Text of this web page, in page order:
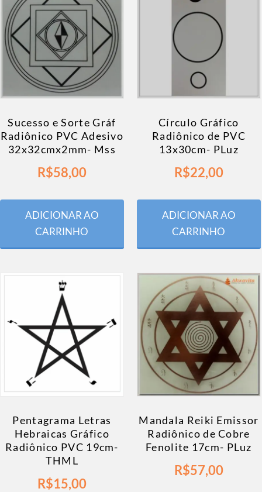
Sucesso e Sorte Gráf
Radiônico PVC Adesivo
32x32cmx2mm- Mss
R$58,00
ADICIONAR AO
CARRINHO
Círculo Gráfico
Radiônico de PVC
13x30cm- PLuz
R$22,00
ADICIONAR AO
CARRINHO
Pentagrama Letras
Hebraicas Gráfico
Radiônico PVC 19cm-
THML
R$15,00
Mandala Reiki Emissor
Radiônico de Cobre
Fenolite 17cm- PLuz
R$57,00